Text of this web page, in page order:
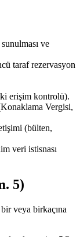
ve
taraf rezervasyon
erişim kontrolü).
Vergisi,
(bülten,
veri istisnası
5)
veya birkaçına